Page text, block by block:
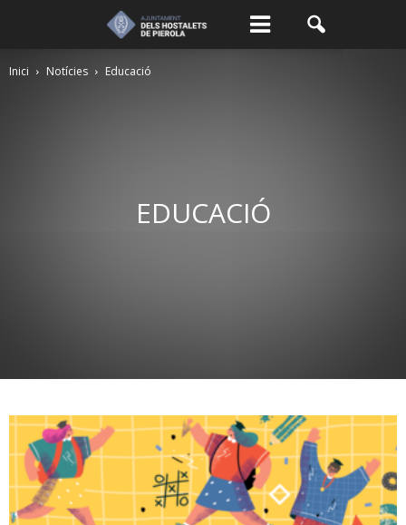
Inici Notícies Educació
EDUCACIÓ